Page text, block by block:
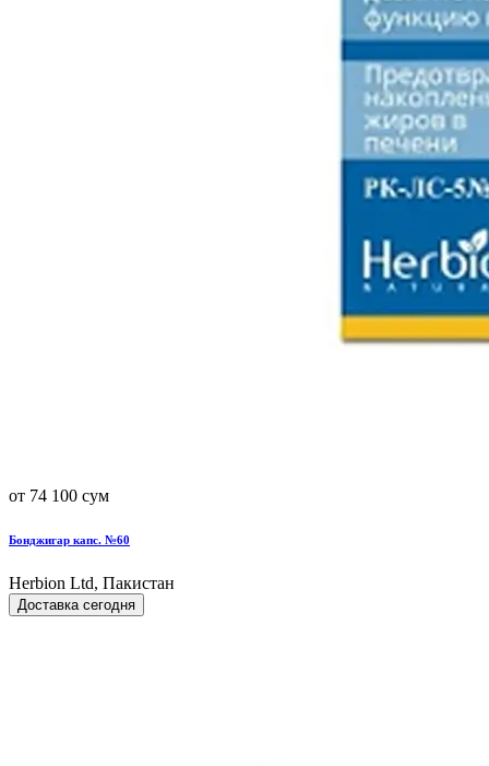
от 74 100 сум
Бонджигар капс. №60
Herbion Ltd, Пакистан
Доставка сегодня